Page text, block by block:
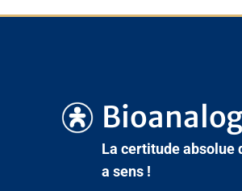
La certitude absolue
a sens !